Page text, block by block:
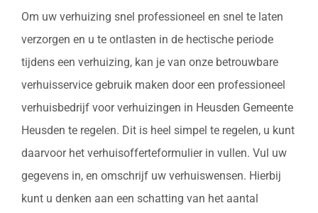
Om uw verhuizing snel professioneel en snel te laten
verzorgen en u te ontlasten in de hectische periode
tijdens een verhuizing, kan je van onze betrouwbare
verhuisservice gebruik maken door een professioneel
verhuisbedrijf voor verhuizingen in Heusden Gemeente
Heusden te regelen. Dit is heel simpel te regelen, u kunt
daarvoor het verhuisofferteformulier in vullen. Vul uw
gegevens in, en omschrijf uw verhuiswensen. Hierbij
kunt u denken aan een schatting van het aantal